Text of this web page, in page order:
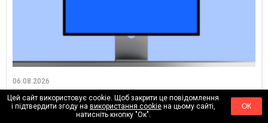
06.08.2026
Як налаштувати процеси для агенції: досвід AIR Brands у
NetHunt CRM
511
Цей сайт використовує cookie. Щоб закрити це повідомлення
і підтвердити згоду на використання cookieна цьому сайті,
натисніть кнопку "Ок".
ОК